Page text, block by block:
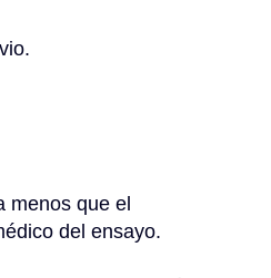
menos que el
del ensayo.